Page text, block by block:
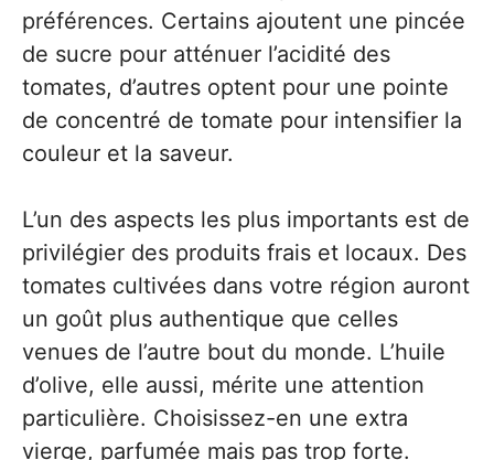
préférences. Certains ajoutent une pincée
de sucre pour atténuer l’acidité des
tomates, d’autres optent pour une pointe
de concentré de tomate pour intensifier la
couleur et la saveur.
L’un des aspects les plus importants est de
privilégier des produits frais et locaux. Des
tomates cultivées dans votre région auront
un goût plus authentique que celles
venues de l’autre bout du monde. L’huile
d’olive, elle aussi, mérite une attention
particulière. Choisissez-en une extra
vierge, parfumée mais pas trop forte.